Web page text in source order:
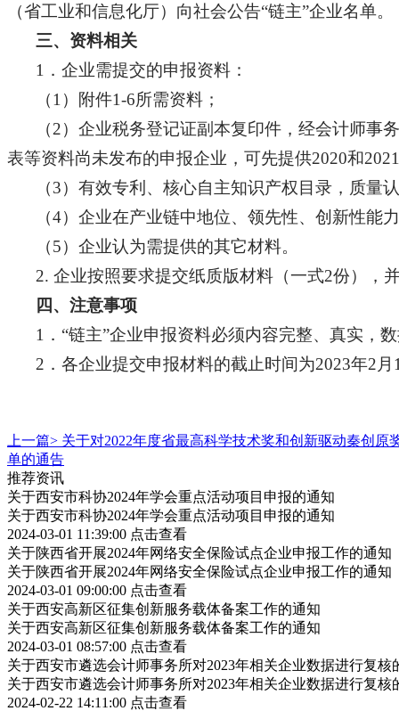
（省工业和信息化厅）向社会公告“链主”企业名单。
三、资料相关
1．企业需提交的申报资料：
（1）附件1-6所需资料；
（2）企业税务登记证副本复印件，经会计师
表等资料尚未发布的申报企业，可先提供2020和
（3）有效专利、核心自主知识产权目录，质
（4）企业在产业链中地位、领先性、创新性能
（5）企业认为需提供的其它材料。
2. 企业按照要求提交纸质版材料（一式2份），
四、注意事项
1．“链主”企业申报资料必须内容完整、真实，
2．各企业提交申报材料的截止时间为2023年2月
上一篇> 关于对2022年度省最高科学技术奖和创新驱动秦创原
单的通告
推荐资讯
关于西安市科协2024年学会重点活动项目申报的通知
关于西安市科协2024年学会重点活动项目申报的通知
2024-03-01 11:39:00 点击查看
关于陕西省开展2024年网络安全保险试点企业申报工作的通知
关于陕西省开展2024年网络安全保险试点企业申报工作的通知
2024-03-01 09:00:00 点击查看
关于西安高新区征集创新服务载体备案工作的通知
关于西安高新区征集创新服务载体备案工作的通知
2024-03-01 08:57:00 点击查看
关于西安市遴选会计师事务所对2023年相关企业数据进行复核
关于西安市遴选会计师事务所对2023年相关企业数据进行复核
2024-02-22 14:11:00 点击查看